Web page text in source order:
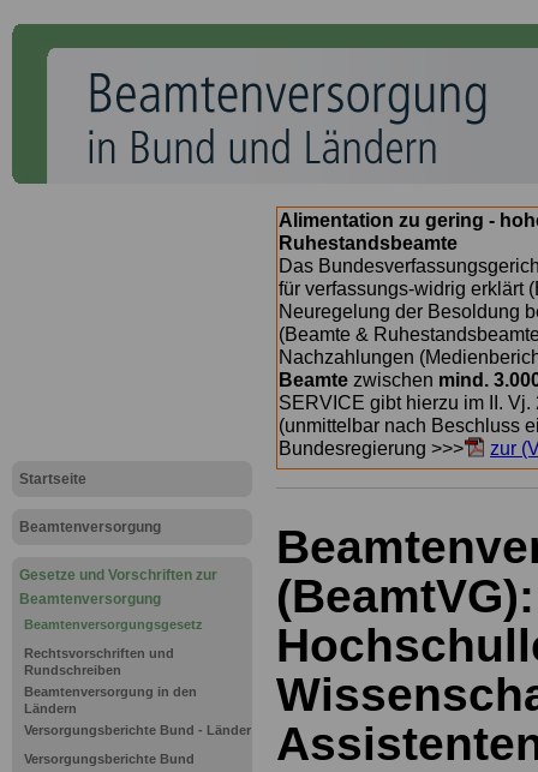
Startseite
Beamtenversorgung
Gesetze und Vorschriften zur
Beamtenversorgung
Beamtenversorgungsgesetz
Rechtsvorschriften und
Rundschreiben
Beamtenversorgung in den
Ländern
Versorgungsberichte Bund - Länder
Versorgungsberichte Bund
Alimentation zu gering -
Ruhestandsbeamte
Das
für verfassungs-widrig erklärt
Neuregelung der Besoldung
(Beamte &
Nachzahlungen
Beamte zwischen mind.
SERVICE gibt hierzu im II.
(unmittelbar nach Beschluss
Bundesregierung >>>
zur